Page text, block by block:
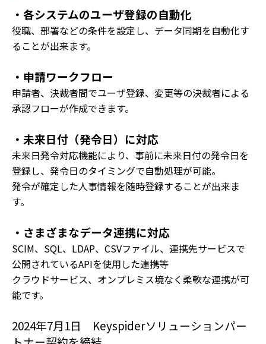
・各システムのユーザ登録の自動化
役職、部署などの条件を設定し、データ同期を自動化す
ることが出来ます。
・申請ワークフロー
申請者、決裁者間でユーザ登録、変更等の決裁者による
承認フローが作成できます。
・未来日付（発令日）に対応
未来日発令対応機能により、事前に未来日付の発令日を
登録し、発令日のタイミングで自動処理が可能。
発令が確定した人事情報を随時登録することが出来ま
す。
・さまざまなデータ連携に対応
SCIM、SQL、LDAP、CSVファイル、連携先サービスで
公開されているAPIを使用した連携等
クラウドサービス、オンプレミス境なく柔軟な連携が可
能です。
2024年7月1日 Keyspiderソリューションパー